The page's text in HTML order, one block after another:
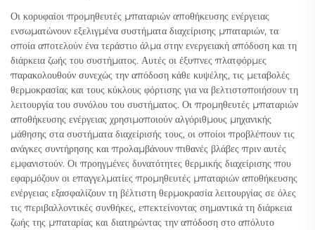
Οι κορυφαίοι προμηθευτές μπαταριών αποθήκευσης ενέργειας
ενσωματώνουν εξελιγμένα συστήματα διαχείρισης μπαταριών, τα
οποία αποτελούν ένα τεράστιο άλμα στην ενεργειακή απόδοση και τη
διάρκεια ζωής του συστήματος. Αυτές οι έξυπνες πλατφόρμες
παρακολουθούν συνεχώς την απόδοση κάθε κυψέλης, τις μεταβολές
θερμοκρασίας και τους κύκλους φόρτισης για να βελτιστοποιήσουν τη
λειτουργία του συνόλου του συστήματος. Οι προμηθευτές μπαταριών
αποθήκευσης ενέργειας χρησιμοποιούν αλγόριθμους μηχανικής
μάθησης στα συστήματα διαχείρισής τους, οι οποίοι προβλέπουν τις
ανάγκες συντήρησης και προλαμβάνουν πιθανές βλάβες πριν αυτές
εμφανιστούν. Οι προηγμένες δυνατότητες θερμικής διαχείρισης που
εφαρμόζουν οι επαγγελματίες προμηθευτές μπαταριών αποθήκευσης
ενέργειας εξασφαλίζουν τη βέλτιστη θερμοκρασία λειτουργίας σε όλες
τις περιβαλλοντικές συνθήκες, επεκτείνοντας σημαντικά τη διάρκεια
ζωής της μπαταρίας και διατηρώντας την απόδοση στο απόλυτο